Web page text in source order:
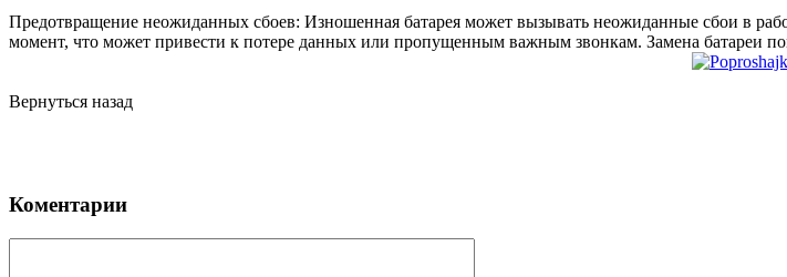
Предотвращение неожиданных сбоев: Изношенная батарея может вызывать неожиданные сбои в
момент, что может привести к потере данных или пропущенным важным звонкам. Замена батареи
Вернуться назад
Коментарии